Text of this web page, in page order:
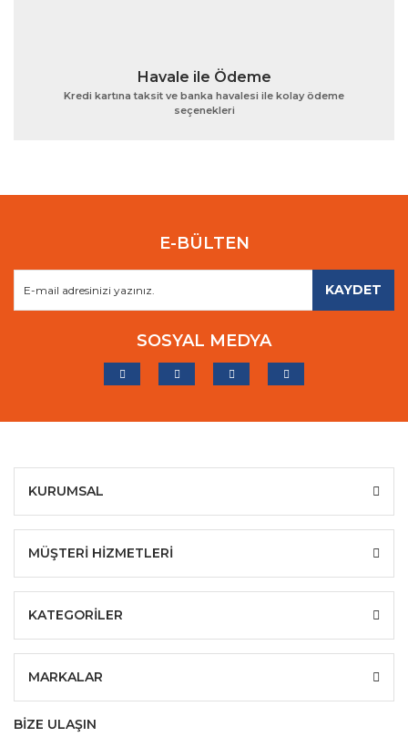
Havale ile Ödeme
Kredi kartına taksit ve banka havalesi ile kolay ödeme
seçenekleri
E-BÜLTEN
KAYDET
SOSYAL MEDYA
KURUMSAL
MÜŞTERİ HİZMETLERİ
KATEGORİLER
MARKALAR
BİZE ULAŞIN